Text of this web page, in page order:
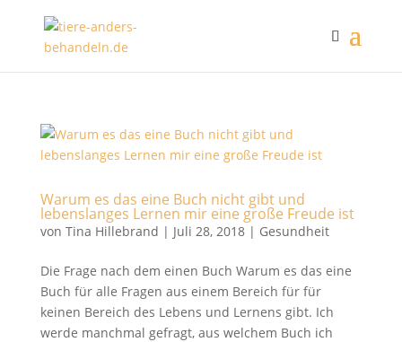
Warum es das eine Buch nicht gibt und
lebenslanges Lernen mir eine große Freude ist
von Tina Hillebrand | Juli 28, 2018| Gesundheit
Die Frage nach dem einen Buch Warum es das eine
Buch für alle Fragen aus einem Bereich für für
keinen Bereich des Lebens und Lernens gibt. Ich
werde manchmal gefragt, aus welchem Buch ich